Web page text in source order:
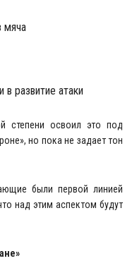
мяча
развитие атаки
степени освоил это под
но пока не задает тон
были первой линией
над этим аспектом будут